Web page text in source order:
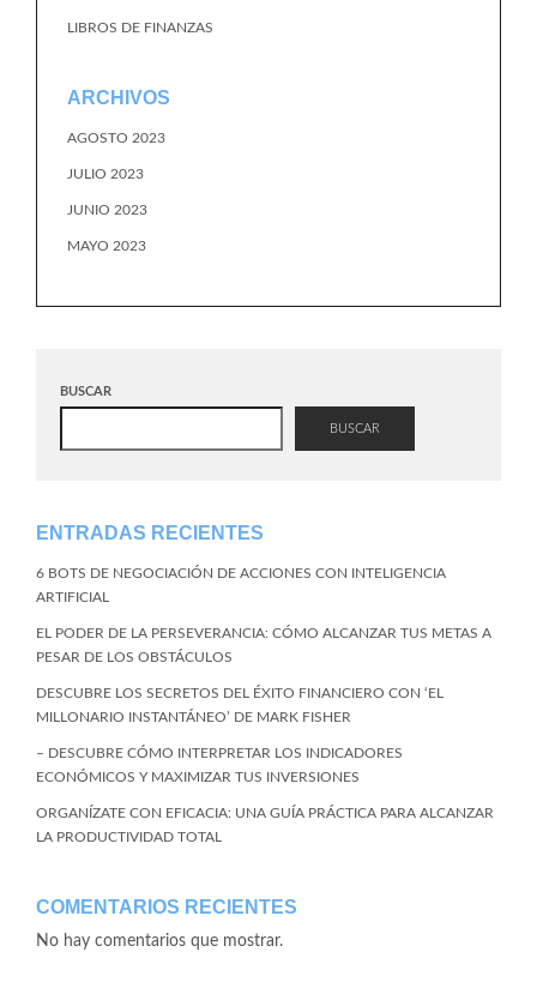
LIBROS DE FINANZAS
ARCHIVOS
AGOSTO 2023
JULIO 2023
JUNIO 2023
MAYO 2023
BUSCAR
BUSCAR
ENTRADAS RECIENTES
6 BOTS DE NEGOCIACIÓN DE ACCIONES CON INTELIGENCIA
ARTIFICIAL
EL PODER DE LA PERSEVERANCIA: CÓMO ALCANZAR TUS METAS A
PESAR DE LOS OBSTÁCULOS
DESCUBRE LOS SECRETOS DEL ÉXITO FINANCIERO CON ‘EL
MILLONARIO INSTANTÁNEO’ DE MARK FISHER
– DESCUBRE CÓMO INTERPRETAR LOS INDICADORES
ECONÓMICOS Y MAXIMIZAR TUS INVERSIONES
ORGANÍZATE CON EFICACIA: UNA GUÍA PRÁCTICA PARA ALCANZAR
LA PRODUCTIVIDAD TOTAL
COMENTARIOS RECIENTES
No hay comentarios que mostrar.